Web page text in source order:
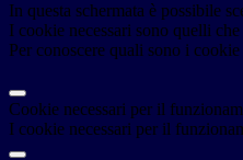
In questa schermata è possibile
I cookie necessari sono quelli
Per conoscere quali sono i
Cookie necessari per il
I cookie necessari per il